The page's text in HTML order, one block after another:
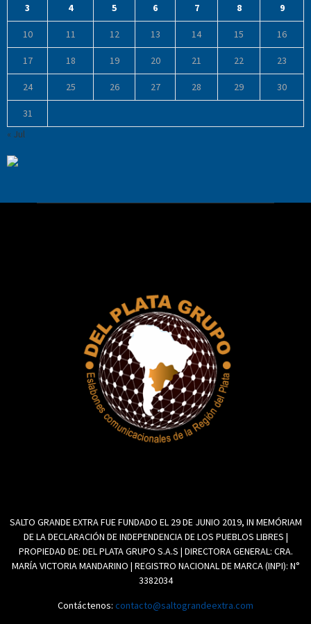
3 4 5 6 7 8 9
10 11 12 13 14 15 16
17 18 19 20 21 22 23
24 25 26 27 28 29 30
31
« Jul
SALTO GRANDE EXTRA FUE FUNDADO EL 29 DE JUNIO 2019, IN MEMÓRIAM
DE LA DECLARACIÓN DE INDEPENDENCIA DE LOS PUEBLOS LIBRES |
PROPIEDAD DE: DEL PLATA GRUPO S.A.S | DIRECTORA GENERAL: CRA.
MARÍA VICTORIA MANDARINO | REGISTRO NACIONAL DE MARCA (INPI): N°
3382034
Contáctenos: contacto@saltograndeextra.com